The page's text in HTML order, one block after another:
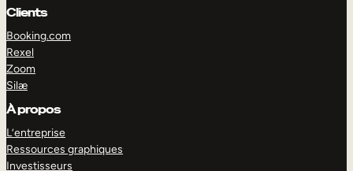
Clients
Booking.com
Rexel
Zoom
Silæ
À propos
L’entreprise
Ressources graphiques
Investisseurs